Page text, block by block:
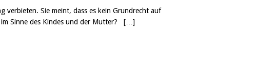
verbieten. Sie meint, dass es kein Grundrecht auf
Sinne des Kindes und der Mutter? […]